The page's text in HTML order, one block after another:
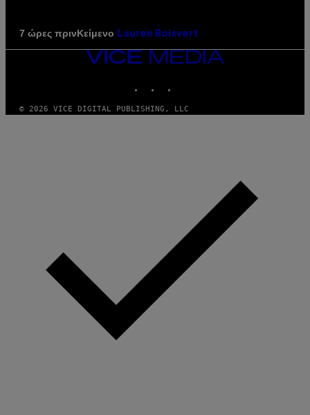
7 ώρες πρινΚείμενο Lauren Boisvert
VICE
MEDIA
© 2026 VICE DIGITAL PUBLISHING, LLC